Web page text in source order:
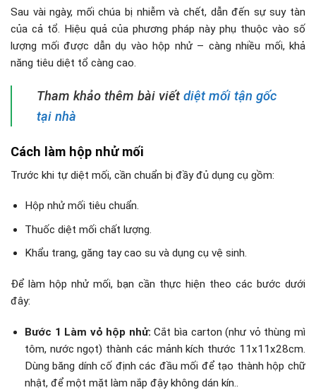
Sau vài ngày, mối chúa bị nhiễm và chết, dẫn đến sự suy tàn
của cả tổ. Hiệu quả của phương pháp này phụ thuộc vào số
lượng mối được dẫn dụ vào hộp nhử – càng nhiều mối, khả
năng tiêu diệt tổ càng cao.
Tham khảo thêm bài viết diệt mối tận gốc
tại nhà
Cách làm hộp nhử mối
Trước khi tự diệt mối, cần chuẩn bị đầy đủ dụng cụ gồm:
Hộp nhử mối tiêu chuẩn.
Thuốc diệt mối chất lượng.
Khẩu trang, găng tay cao su và dụng cụ vệ sinh.
Để làm hộp nhử mối, bạn cần thực hiện theo các bước dưới
đây:
Bước 1 Làm vỏ hộp nhử:Cắt bìa carton (như vỏ thùng mì
tôm, nước ngọt) thành các mảnh kích thước 11x11x28cm.
Dùng băng dính cố định các đầu mối để tạo thành hộp chữ
nhật, để một mặt làm nắp đậy không dán kín..